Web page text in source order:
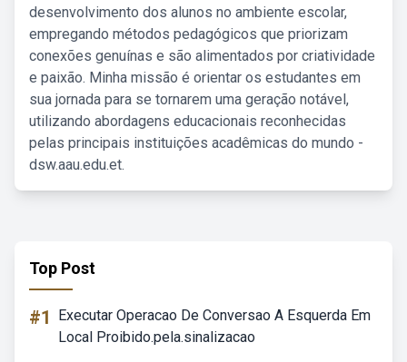
desenvolvimento dos alunos no ambiente escolar,
empregando métodos pedagógicos que priorizam
conexões genuínas e são alimentados por criatividade
e paixão. Minha missão é orientar os estudantes em
sua jornada para se tornarem uma geração notável,
utilizando abordagens educacionais reconhecidas
pelas principais instituições acadêmicas do mundo -
dsw.aau.edu.et.
Top Post
#1
Executar Operacao De Conversao A Esquerda Em
Local Proibido.pela.sinalizacao